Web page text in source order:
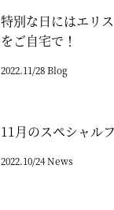
特別な日にはエリ
をご自宅で！
2022.11/28 Blog
11月のスペシャル
2022.10/24 News